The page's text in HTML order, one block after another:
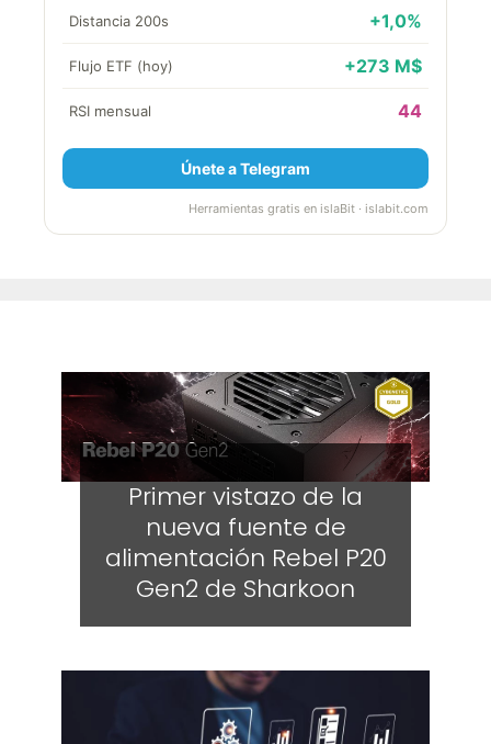
Distancia 200s +1,0%
Flujo ETF (hoy) +273 M$
RSI mensual 44
Únete a Telegram
Herramientas gratis en islaBit · islabit.com
Primer vistazo de la
nueva fuente de
alimentación Rebel P20
Gen2 de Sharkoon